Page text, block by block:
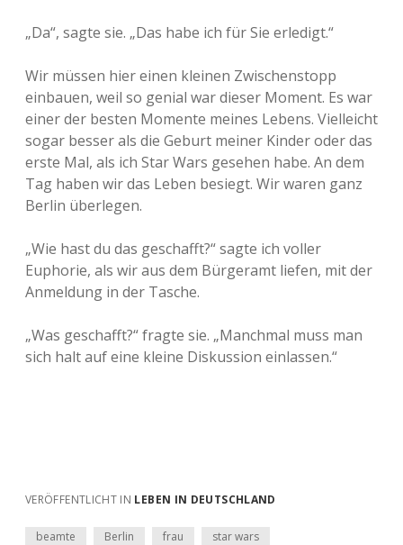
„Da“, sagte sie. „Das habe ich für Sie erledigt.“
Wir müssen hier einen kleinen Zwischenstopp
einbauen, weil so genial war dieser Moment. Es war
einer der besten Momente meines Lebens. Vielleicht
sogar besser als die Geburt meiner Kinder oder das
erste Mal, als ich Star Wars gesehen habe. An dem
Tag haben wir das Leben besiegt. Wir waren ganz
Berlin überlegen.
„Wie hast du das geschafft?“ sagte ich voller
Euphorie, als wir aus dem Bürgeramt liefen, mit der
Anmeldung in der Tasche.
„Was geschafft?“ fragte sie. „Manchmal muss man
sich halt auf eine kleine Diskussion einlassen.“
VERÖFFENTLICHT IN LEBEN IN DEUTSCHLAND
beamte Berlin frau star wars